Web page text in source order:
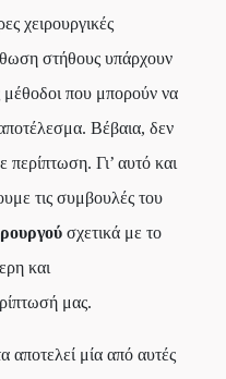
χειρουργικές
στήθους υπάρχουν
μέθοδοι που μπορούν να
Βέβαια, δεν
περίπτωση. Γι’ αυτό και
τις συμβουλές του
σχετικά με το
και
μας.
μία από αυτές